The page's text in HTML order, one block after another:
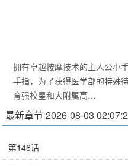
拥有卓越按摩技术的主人公小
手指，为了获得医学部的特殊
育强校星和大附属高…
最新章节 2026-08-03
第146话